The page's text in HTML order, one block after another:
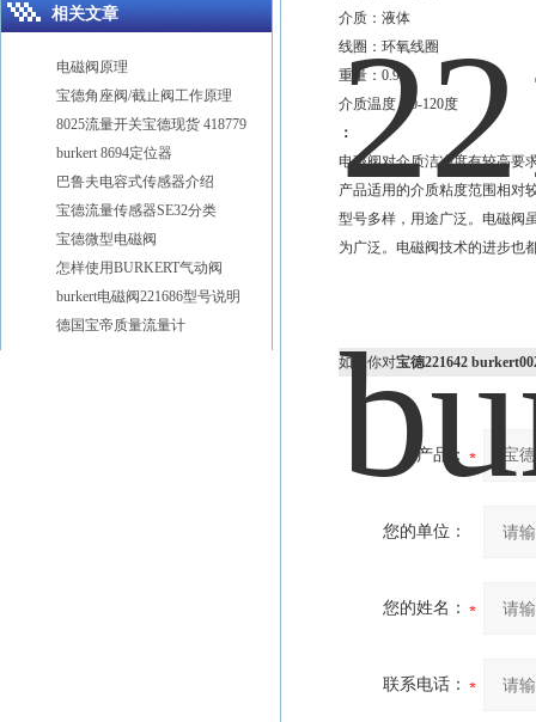
介质：液体
线圈：环氧线圈
重量：0.9kg
介质温度：0-120度
：
电磁阀对介质洁净度有较高要
产品适用的介质粘度范围相对
型号多样，用途广泛。电磁阀
为广泛。电磁阀技术的进步也
如果你对宝德221642
产品：
您的单位：
您的姓名：
联系电话：
相关文章
电磁阀原理
宝德角座阀/截止阀工作原理
8025流量开关宝德现货 418779
burkert 8694定位器
巴鲁夫电容式传感器介绍
宝德流量传感器SE32分类
宝德微型电磁阀
怎样使用BURKERT气动阀
burkert电磁阀221686型号说明
德国宝帝质量流量计